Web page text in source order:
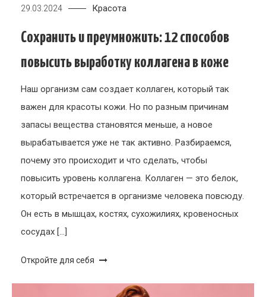
29.03.2024 Красота
Сохранить и преумножить: 12 способов
повысить выработку коллагена в коже
Наш организм сам создает коллаген, который так
важен для красоты кожи. Но по разным причинам
запасы вещества становятся меньше, а новое
вырабатывается уже не так активно. Разбираемся,
почему это происходит и что сделать, чтобы
повысить уровень коллагена. Коллаген — это белок,
который встречается в организме человека повсюду.
Он есть в мышцах, костях, сухожилиях, кровеносных
сосудах […]
Откройте для себя